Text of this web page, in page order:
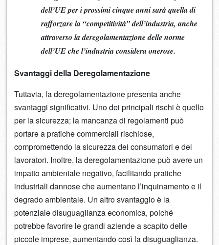
dell’UE per i prossimi cinque anni sarà quella di
rafforzare la “competitività” dell’industria, anche
attraverso la deregolamentazione delle norme
dell’UE che l’industria considera onerose.
Svantaggi della Deregolamentazione
Tuttavia, la deregolamentazione presenta anche
svantaggi significativi. Uno dei principali rischi è quello
per la sicurezza; la mancanza di regolamenti può
portare a pratiche commerciali rischiose,
compromettendo la sicurezza dei consumatori e dei
lavoratori. Inoltre, la deregolamentazione può avere un
impatto ambientale negativo, facilitando pratiche
industriali dannose che aumentano l’inquinamento e il
degrado ambientale. Un altro svantaggio è la
potenziale disuguaglianza economica, poiché
potrebbe favorire le grandi aziende a scapito delle
piccole imprese, aumentando così la disuguaglianza.